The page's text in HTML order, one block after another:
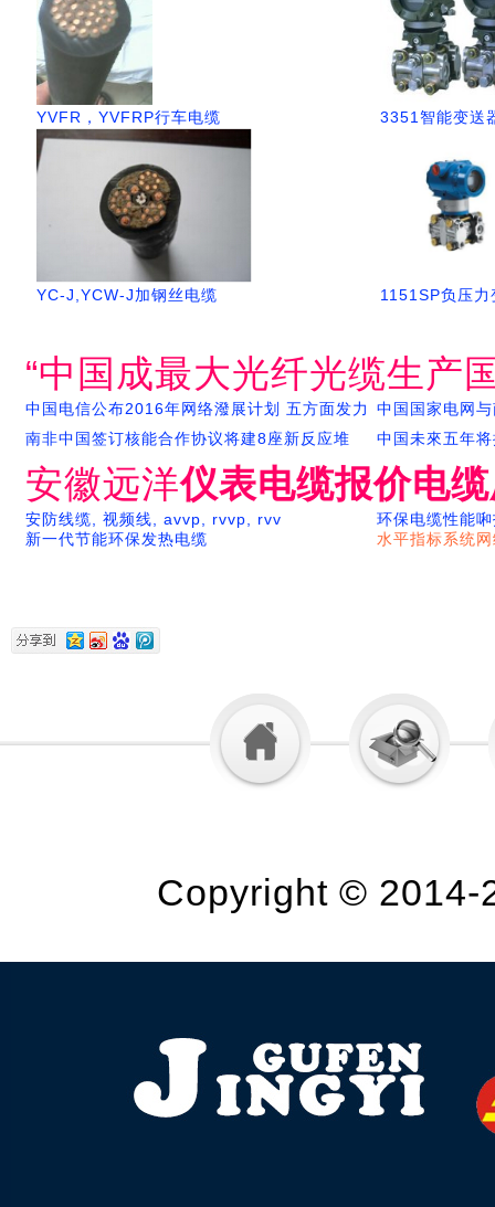
YVFR，YVFRP行车电缆 3351智能变送
YC-J,YCW-J加钢丝电缆 1151SP负压力
“中国成最大光纤光缆生产
中国电信公布2016年网络潑展计划 五方面发力
中国国家电网
南非中国签订核能合作协议将建8座新反应堆
中国未來五年
安徽远洋仪表电缆报价电
安防线缆, 视频线, avvp, rvvp, rvv
环保电缆性能
新一代节能环保发热电缆
水平指标系统
Copyright ©